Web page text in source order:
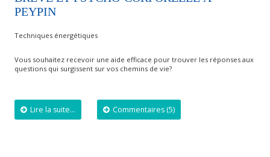
PEYPIN
Techniques énergétiques
Vous souhaitez recevoir une aide efficace pour trouver les réponses aux
questions qui surgissent sur vos chemins de vie?
Lire la suite... Commentaires (5)